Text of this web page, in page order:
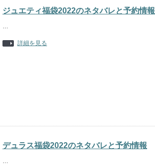
ジュエティ福袋2022のネタバレと予約情報
…
詳細を見る
デュラス福袋2022のネタバレと予約情報
…